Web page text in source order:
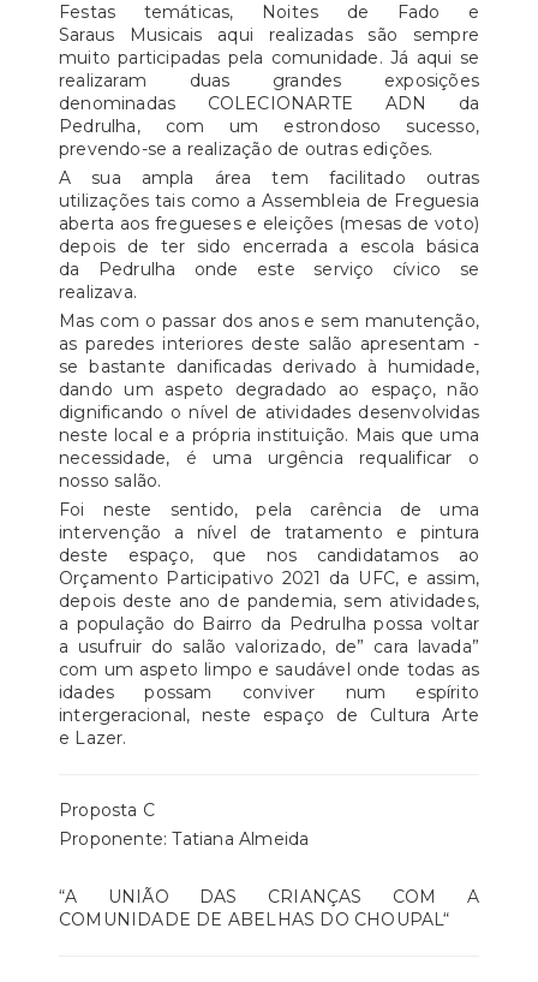
Festas temáticas, Noites de Fado e
Saraus Musicais aqui realizadas são sempre
muito participadas pela comunidade. Já aqui se
realizaram duas grandes exposições
denominadas COLECIONARTE ADN da
Pedrulha, com um estrondoso sucesso,
prevendo-se a realização de outras edições.
A sua ampla área tem facilitado outras
utilizações tais como a Assembleia de Freguesia
aberta aos fregueses e eleições (mesas de voto)
depois de ter sido encerrada a escola básica
da Pedrulha onde este serviço cívico se
realizava.
Mas com o passar dos anos e sem manutenção,
as paredes interiores deste salão apresentam -
se bastante danificadas derivado à humidade,
dando um aspeto degradado ao espaço, não
dignificando o nível de atividades desenvolvidas
neste local e a própria instituição. Mais que uma
necessidade, é uma urgência requalificar o
nosso salão.
Foi neste sentido, pela carência de uma
intervenção a nível de tratamento e pintura
deste espaço, que nos candidatamos ao
Orçamento Participativo 2021 da UFC, e assim,
depois deste ano de pandemia, sem atividades,
a população do Bairro da Pedrulha possa voltar
a usufruir do salão valorizado, de” cara lavada”
com um aspeto limpo e saudável onde todas as
idades possam conviver num espírito
intergeracional, neste espaço de Cultura Arte
e Lazer.
​Proposta C
Proponente: Tatiana Almeida
“A UNIÃO DAS CRIANÇAS COM A
COMUNIDADE DE ABELHAS DO CHOUPAL“